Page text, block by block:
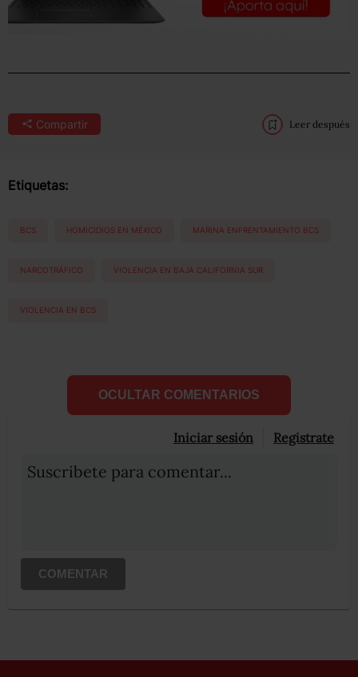
Compartir Leer después
Etiquetas:
BCS HOMICIDIOS EN MÉXICO MARINA ENFRENTAMIENTO BCS
NARCOTRÁFICO VIOLENCIA EN BAJA CALIFORNIA SUR
VIOLENCIA EN BCS
OCULTAR COMENTARIOS
Iniciar sesión Registrate
Suscribete para comentar...
COMENTAR